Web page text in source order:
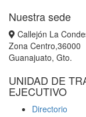
Nuestra sede
Callejón La
Zona Centro,36000
Guanajuato, Gto.
UNIDAD DE
EJECUTIVO
Directorio